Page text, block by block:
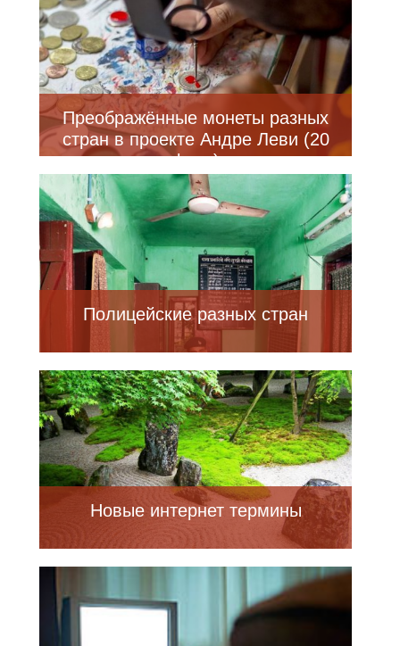
Преображённые монеты разных
стран в проекте Андре Леви (20
фото)
Полицейские разных стран
Новые интернет термины